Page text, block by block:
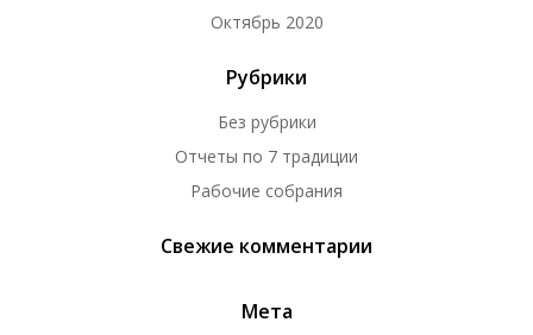
Октябрь 2020
Рубрики
Без рубрики
Отчеты по 7 традиции
Рабочие собрания
Свежие комментарии
Мета